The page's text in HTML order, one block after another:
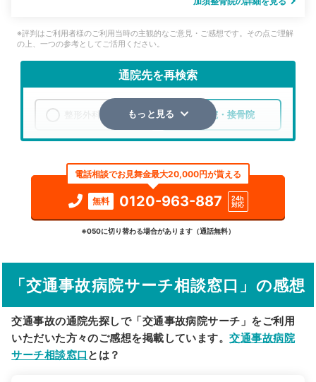
※評判はご利用者様のご利用当時の主観的なご意見・ご感想です。その点ご理解
の上、一つの参考としてご活用ください。
通院先を再検索
整形外科 整骨院・接骨院
検索する
詳細条件で絞り込む
駅から探す 院名から探す
もっと見る
電話相談でお見舞金最大20,000円が貰える
無料 0120-963-887
24h
対応
※050に切り替わる場合があります（通話無料）
「交通事故病院サーチ相談窓口」の感想
交通事故の通院先探しで「交通事故病院サーチ」をご利用
いただいた方々のご感想を掲載しています。交通事故病院
サーチ相談窓口 とは？